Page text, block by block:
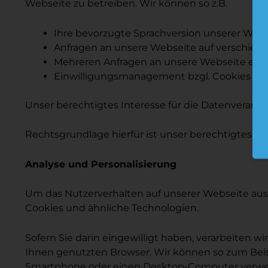
Webseite zu betreiben. Wir können so z.B.
Ihre bevorzugte Sprachversion unserer
Anfragen an unsere Webseite auf
Mehreren Anfragen an unsere Webseite
Einwilligungsmanagement bzgl. Cookies
Unser berechtigtes Interesse für die
Rechtsgrundlage hierfür ist unser berechtigtes
Analyse und Personalisierung
Um das Nutzerverhalten auf unserer Webseite
Cookies und ähnliche Technologien.
Sofern Sie darin eingewilligt haben, verarbeiten
Ihnen genutzten Browser. Wir können so zum